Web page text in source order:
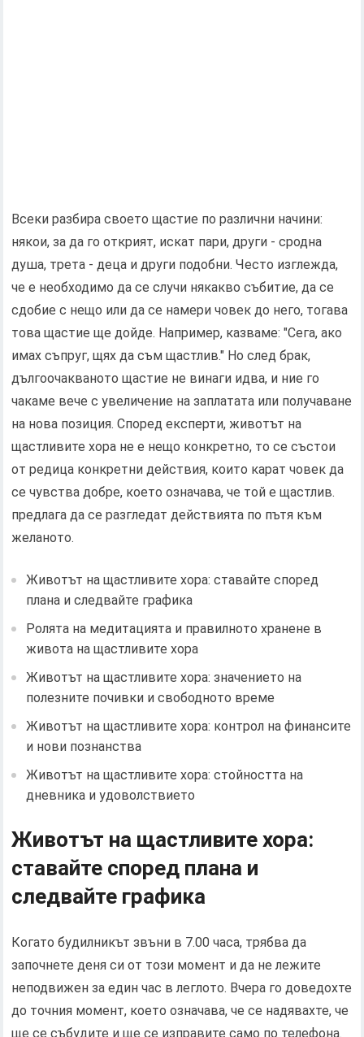
Всеки разбира своето щастие по различни начини:
някои, за да го открият, искат пари, други - сродна
душа, трета - деца и други подобни. Често изглежда,
че е необходимо да се случи някакво събитие, да се
сдобие с нещо или да се намери човек до него, тогава
това щастие ще дойде. Например, казваме: "Сега, ако
имах съпруг, щях да съм щастлив." Но след брак,
дългоочакваното щастие не винаги идва, и ние го
чакаме вече с увеличение на заплатата или получаване
на нова позиция. Според експерти, животът на
щастливите хора не е нещо конкретно, то се състои
от редица конкретни действия, които карат човек да
се чувства добре, което означава, че той е щастлив.
предлага да се разгледат действията по пътя към
желаното.
Животът на щастливите хора: ставайте според
плана и следвайте графика
Ролята на медитацията и правилното хранене в
живота на щастливите хора
Животът на щастливите хора: значението на
полезните почивки и свободното време
Животът на щастливите хора: контрол на финансите
и нови познанства
Животът на щастливите хора: стойността на
дневника и удоволствието
Животът на щастливите хора:
ставайте според плана и
следвайте графика
Когато будилникът звъни в 7.00 часа, трябва да
започнете деня си от този момент и да не лежите
неподвижен за един час в леглото. Вчера го доведохте
до точния момент, което означава, че се надявахте, че
ще се събудите и ще се изправите само по телефона.